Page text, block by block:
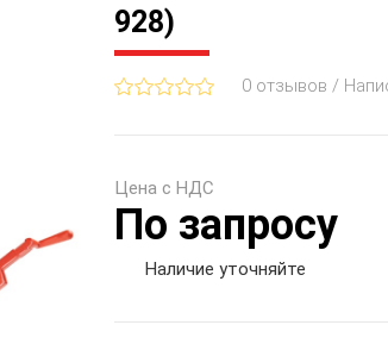
928)
0 отзывов /
Цена с НДС
По запросу
Наличие уточняйте